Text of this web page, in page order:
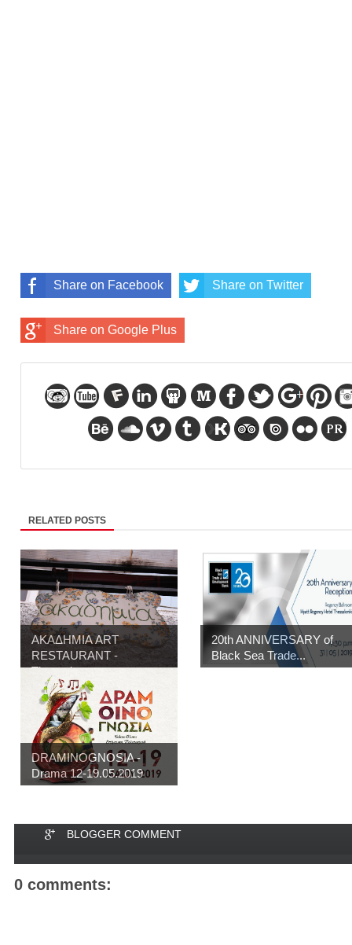
Share on Facebook Share on Twitter
Share on Google Plus
RELATED POSTS
ΑΚΑΔΗΜΙΑ ART
RESTAURANT -
Thessalon...
20th ANNIVERSARY of
Black Sea Trade...
DRAMINOGNOSIA -
Drama 12-19.05.2019
BLOGGER COMMENT
0 comments: